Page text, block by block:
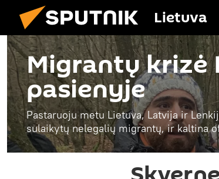
Lietuva
Migrantų krizė
pasienyje
Pastaruoju metu Lietuva, Latvija ir
sulaikytų nelegalių migrantų, ir kaltina